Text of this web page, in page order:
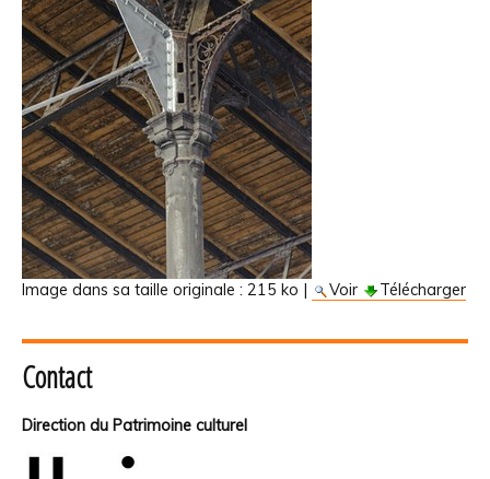
Image dans sa taille originale : 215 ko | Voir Télécharger
Contact
Direction du Patrimoine culturel